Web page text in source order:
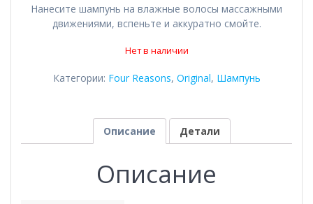
Нанесите шампунь на влажные волосы массажными
движениями, вспеньте и аккуратно смойте.
Нет в наличии
Категории: Four Reasons, Original, Шампунь
Описание Детали
Описание